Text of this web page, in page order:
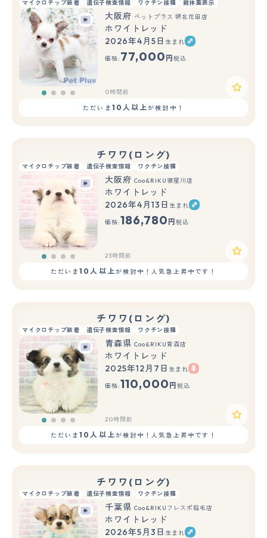
マイクロチップ装着 遺伝子検査情報 ワクチン接種 親体重表示
大阪府 ペットプラス 堺北花田店
ホワイトレッド
2026年4月5日 生まれ
価格: 77,000 円 税込
0時間前
ただいま 10人以上が検討中！
チワワ(ロング)
マイクロチップ装着 遺伝子検査情報 ワクチン接種
大阪府 Coo&RIKU寝屋川店
ホワイトレッド
2026年4月13日 生まれ
価格:186,780 円 税込
23時間前
ただいま10人以上が検討中！人気急上昇中です！
チワワ(ロング)
マイクロチップ装着 遺伝子検査情報 ワクチン接種
青森県 Coo&RIKU青森店
ホワイトレッド
2025年12月7日 生まれ
価格:110,000 円 税込
20時間前
ただいま10人以上が検討中！人気急上昇中です！
チワワ(ロング)
マイクロチップ装着 遺伝子検査情報 ワクチン接種
千葉県 Coo&RIKUフレスポ稲毛店
ホワイトレッド
2026年5月3日 生まれ